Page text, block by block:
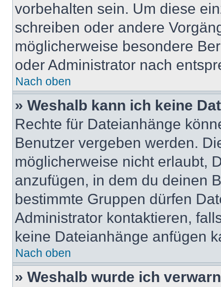
vorbehalten sein. Um diese
schreiben oder andere
möglicherweise besondere
oder Administrator nach
Nach oben
» Weshalb kann ich keine
Rechte für Dateianhänge
Benutzer vergeben werden.
möglicherweise nicht erlaubt,
anzufügen, in dem du deinen
bestimmte Gruppen dürfen
Administrator kontaktieren,
keine Dateianhänge anfügen
Nach oben
» Weshalb wurde ich